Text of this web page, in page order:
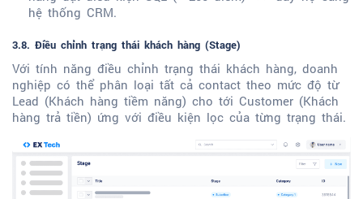
hệ thống CRM.
3.8. Điều chỉnh trạng thái khách hàng (Stage)
Với tính năng điều chỉnh trạng thái khách hàng, doanh
nghiệp có thể phân loại tất cả contact theo mức độ từ
Lead (Khách hàng tiềm năng) cho tới Customer (Khách
hàng trả tiền) ứng với điều kiện lọc của từng trạng thái.